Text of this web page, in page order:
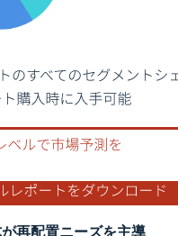
再利用にはCC BY 4.0の表示が必
再配置ニーズを主導